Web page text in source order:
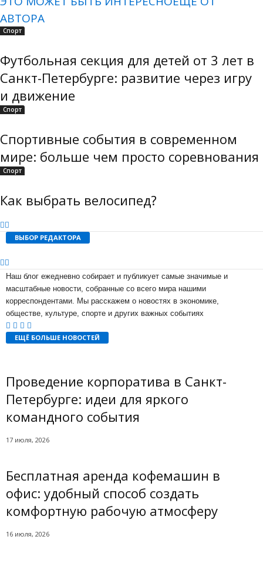
АВТОРА
Спорт
Футбольная секция для детей от 3 лет в
Санкт-Петербурге: развитие через игру
и движение
Спорт
Спортивные события в современном
мире: больше чем просто соревнования
Спорт
Как выбрать велосипед?
ВЫБОР РЕДАКТОРА
Наш блог ежедневно собирает и публикует самые значимые и
масштабные новости, собранные со всего мира нашими
корреспондентами. Мы расскажем о новостях в экономике,
обществе, культуре, спорте и других важных событиях
ЕЩЁ БОЛЬШЕ НОВОСТЕЙ
Проведение корпоратива в Санкт-
Петербурге: идеи для яркого
командного события
17 июля, 2026
Бесплатная аренда кофемашин в
офис: удобный способ создать
комфортную рабочую атмосферу
16 июля, 2026